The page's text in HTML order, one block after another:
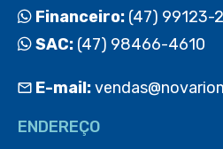
Financeiro: (47) 99123-
SAC: (47) 98466-4610
E-mail:
ENDEREÇO